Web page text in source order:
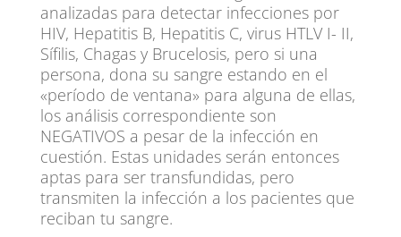
analizadas para detectar infecciones por
HIV, Hepatitis B, Hepatitis C, virus HTLV I- II,
Sífilis, Chagas y Brucelosis, pero si una
persona, dona su sangre estando en el
«período de ventana» para alguna de ellas,
los análisis correspondiente son
NEGATIVOS a pesar de la infección en
cuestión. Estas unidades serán entonces
aptas para ser transfundidas, pero
transmiten la infección a los pacientes que
reciban tu sangre.